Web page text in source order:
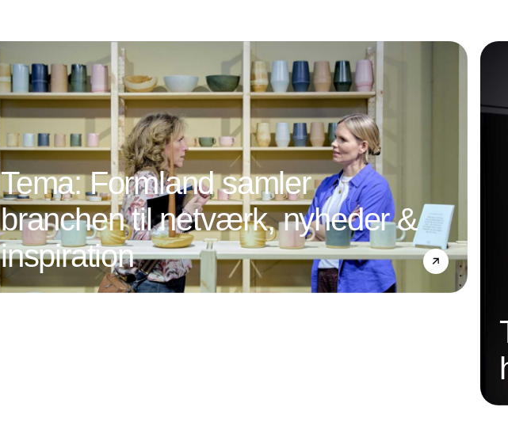
Tema: Formland samler
branchen til netværk, nyheder &
inspiration